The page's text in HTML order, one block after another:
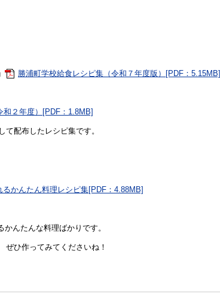
勝浦町学校給食レシピ集（令和７年度版）[PDF：5.15MB]
和２年度）[PDF：1.8MB]
配布したレシピ集です。
るかんたん料理レシピ集[PDF：4.88MB]
んたんな料理ばかりです。
ひ作ってみてくださいね！